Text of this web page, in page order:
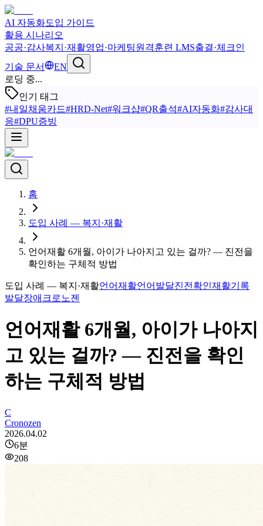
AI 자동화도입 가이드
활용 시나리오
공공·감사복지·재활영업·마케팅원격훈련 LMS출결·체크인
기술 문서
EN
로딩 중...
인기 태그
#내일채움카드#HRD-Net#워크샵#QR출석#AI자동화#감사대
응#DPU증빙
홈
도입 사례 — 복지·재활
언어재활 6개월, 아이가 나아지고 있는 걸까? — 진전을
확인하는 구체적 방법
도입 사례 — 복지·재활언어재활언어발달진전확인재활기록
발달장애 크로노젠
언어재활 6개월, 아이가 나아지
고 있는 걸까? — 진전을 확인
하는 구체적 방법
C
Cronozen
2026.04.02
6분
208